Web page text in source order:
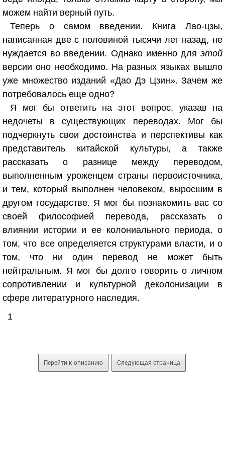
можем найти верный путь.
Теперь о самом введении. Книга Лао-цзы,
написанная две с половиной тысячи лет назад, не
нуждается во введении. Однако именно для этой
версии оно необходимо. На разных языках вышло
уже множество изданий «Дао Дэ Цзин». Зачем же
потребовалось еще одно?
Я мог бы ответить на этот вопрос, указав на
недочеты в существующих переводах. Мог бы
подчеркнуть свои достоинства и перспективы как
представитель китайской культуры, а также
рассказать о разнице между переводом,
выполненным уроженцем страны первоисточника,
и тем, который выполнен человеком, выросшим в
другом государстве. Я мог бы познакомить вас со
своей философией перевода, рассказать о
влиянии истории и ее колониального периода, о
том, что все определяется структурами власти, и о
том, что ни один перевод не может быть
нейтральным. Я мог бы долго говорить о личном
сопротивлении и культурной деколонизации в
сфере литературного наследия.
1
Перейти к описанию Следующая страница